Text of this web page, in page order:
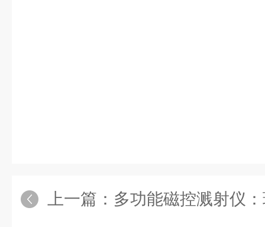
上一篇： 多功能磁控溅射仪